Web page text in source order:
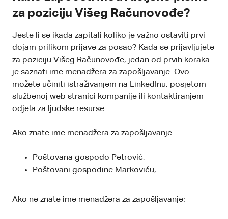
za poziciju Višeg Računovođe?
Jeste li se ikada zapitali koliko je važno ostaviti prvi
dojam prilikom prijave za posao? Kada se prijavljujete
za poziciju Višeg Računovođe, jedan od prvih koraka
je saznati ime menadžera za zapošljavanje. Ovo
možete učiniti istraživanjem na LinkedInu, posjetom
službenoj web stranici kompanije ili kontaktiranjem
odjela za ljudske resurse.
Ako znate ime menadžera za zapošljavanje:
Poštovana gospođo Petrović,
Poštovani gospodine Markoviću,
Ako ne znate ime menadžera za zapošljavanje: